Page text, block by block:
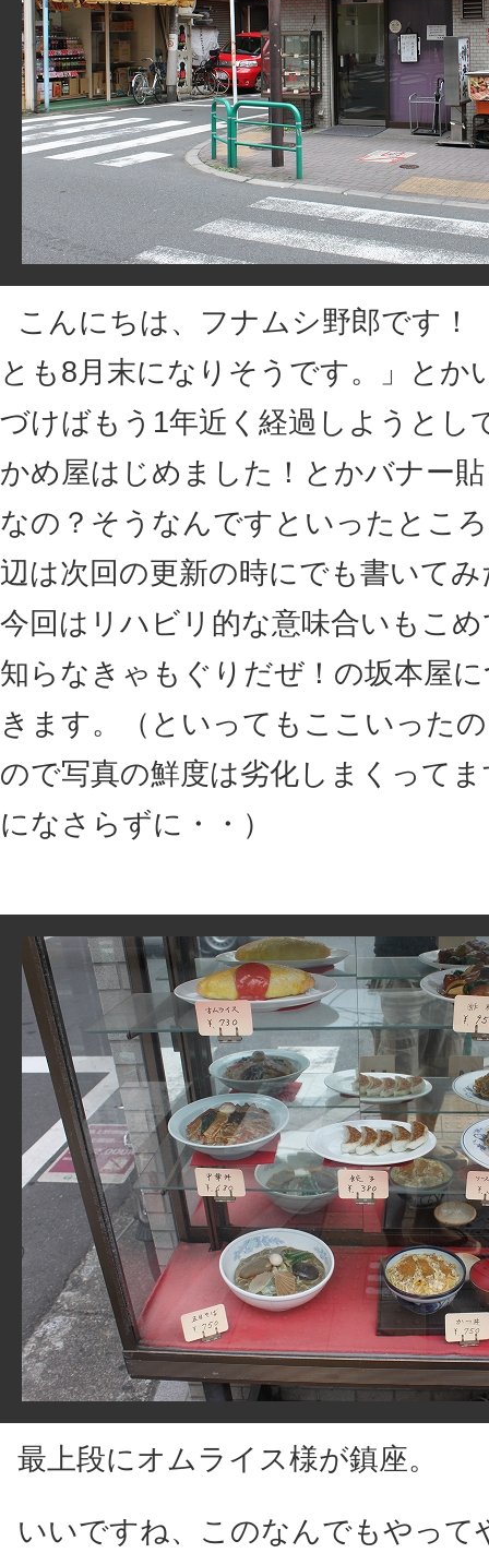
こんにちは、フナムシ野郎です！
とも8月末になりそうです。」とか
づけばもう1年近く経過しようとし
かめ屋はじめました！とかバナー
なの？そうなんですといったとこ
辺は次回の更新の時にでも書いて
今回はリハビリ的な意味合いもこ
知らなきゃもぐりだぜ！の坂本屋
きます。（といってもここいった
ので写真の鮮度は劣化しまくって
になさらずに・・）
最上段にオムライス様が鎮座。
いいですね、このなんでもやって